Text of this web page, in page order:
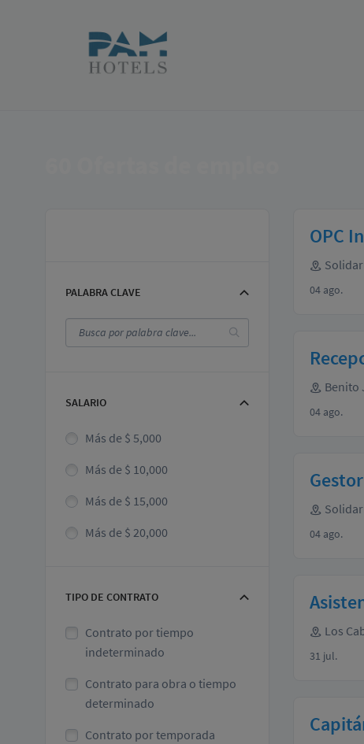
PALABRA CLAVE
SALARIO
Más de $ 5,000
Más de $ 10,000
Más de $ 15,000
Más de $ 20,000
TIPO DE CONTRATO
Contrato por tiempo
indeterminado
Contrato para obra o tiempo
determinado
Contrato por temporada
OPC
04 ago.
Benito
04 ago.
04 ago.
Los
31 jul.